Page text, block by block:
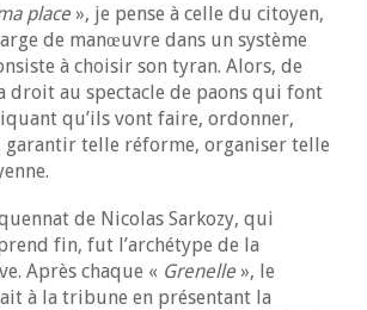
place », je pense à celle du citoyen,
de manœuvre dans un système
à choisir son tyran. Alors, de
droit au spectacle de paons qui font
qu’ils vont faire, ordonner,
garantir telle réforme, organiser telle
de Nicolas Sarkozy, qui
fin, fut l’archétype de la
Après chaque « Grenelle », le
à la tribune en présentant la